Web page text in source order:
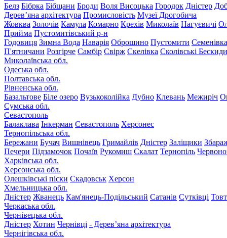
Белз Бібрка Бібщани Броди Воля Висоцька Городок Дністер
Дерев’яна архітектура Промисловість Музеї Дрогобича
Жовква Золочів Камула Комарно Крехів Миколаїв Нагуєвичі
Прийма Пустомитівський р-н
Годовиця Зимна Вода Наварія Оброшино Пустомити Семенівка
П'ятничани Розгірче Самбір Свірж Скелівка Сколівські Бескиди
Миколаївська обл.
Одеська обл.
Полтавська обл.
Рівненська обл.
Базальтове Біле озеро Вузькоколійка Дубно Клевань Межиріч
Сумська обл.
Севастополь
Балаклава Інкерман Севастополь Херсонес
Тернопільська обл.
Бережани Бучач Вишнівець Гримайлів Дністер Заліщики
Печери Підзамочок Почаїв Рукомиш Скалат Тернопіль
Харківська обл.
Херсонська обл.
Олешківські піски Скадовськ Херсон
Хмельницька обл.
Дністер Жванець Кам'янець-Подільський Сатанів Сутківці
Черкаська обл.
Чернівецька обл.
Дністер Хотин Чернівці - Дерев’яна архітектура
Чернігівська обл.